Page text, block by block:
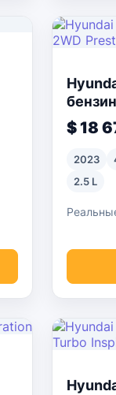
$ 18
2023
2.5 L